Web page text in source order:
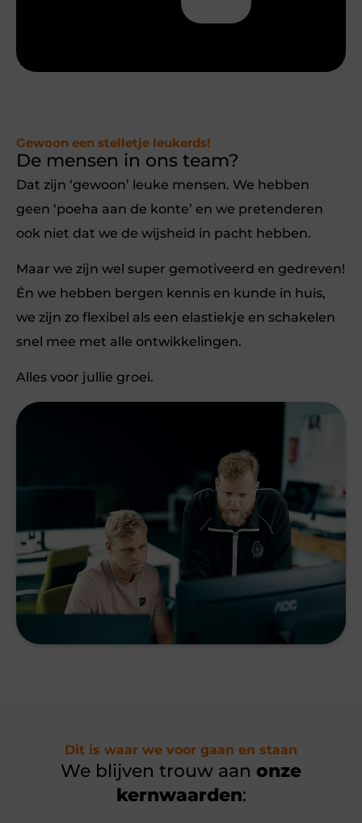
Gewoon een stelletje leukerds!
De mensen in ons team?
Dat zijn ‘gewoon’ leuke mensen. We hebben
geen ‘poeha aan de konte’ en we pretenderen
ook niet dat we de wijsheid in pacht hebben.
Maar we zijn wel super gemotiveerd en gedreven!
Én we hebben bergen kennis en kunde in huis,
we zijn zo flexibel als een elastiekje en schakelen
snel mee met alle ontwikkelingen.
Alles voor jullie groei.
Dit is waar we voor gaan en staan
We blijven trouw aan onze
kernwaarden: